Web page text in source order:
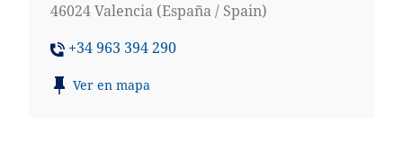
46024 Valencia (España / Spain)
+34 963 394 290
Ver en mapa